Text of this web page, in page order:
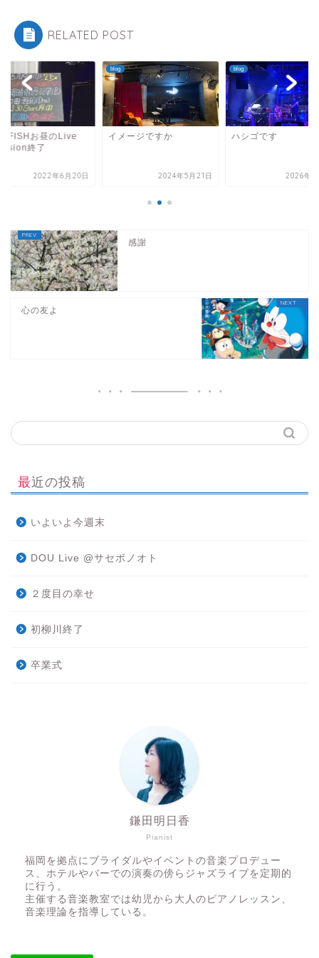
RELATED POST
お昼のLive
終了
2022年6月20日
blog
イメージですか
2024年5月21日
blog
ハシゴです
2026年7
感謝
心の友よ
最近の投稿
いよいよ今週末
DOU Live @サセボノオト
２度目の幸せ
初柳川終了
卒業式
Pianist
鎌田明日香
福岡を拠点にブライダルやイベントの音楽プロデュー
ス、ホテルやバーでの演奏の傍らジャズライブを定期的
に行う。
主催する音楽教室では幼児から大人のピアノレッスン、
音楽理論を指導している。